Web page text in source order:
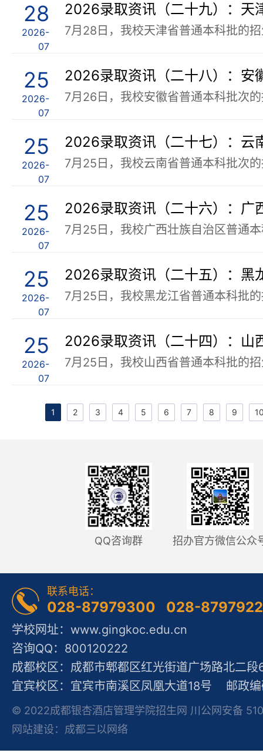
28
2026-
07
2026录取资讯（二十九）：天
25
2026-
07
2026录取资讯（二十八）：安
25
2026-
07
2026录取资讯（二十七）：云
25
2026-
07
25
2026-
07
2026录取资讯（二十五）：黑
25
2026-
07
2026录取资讯（二十四）：山
1 2 3 4 5 6 7 8 9
QQ咨询群 招办官方微信公众
联系电话：
028-87979300 028-
学校网址：www.gingkoc.edu.cn
咨询QQ：800120222
成都校区：成都市郫都区红光街道广场路北二
宜宾校区：宜宾市南溪区凤凰大道18号 邮政
© 2022成都银杏酒店管理学院招生网 川公网安备
网站建设：成都三以网络